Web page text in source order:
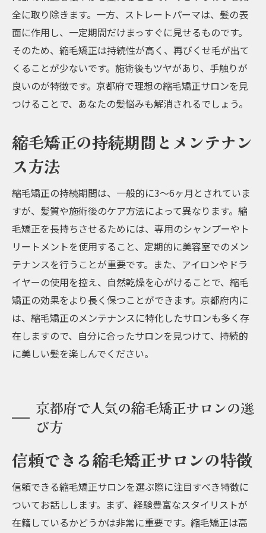
美しい髪を手に入れるための縮毛矯正サロンガ
イド
理想の髪を実現するためのサロン選び
縮毛矯正で得られる美髪の秘訣
定期的なメンテナンスの重要性
プロフェッショナルなアドバイスを受ける
縮毛矯正後のライフスタイル改善提案
最適な縮毛矯正サロンを見つけるためのヒ
ント
全に取り除きます。一方、ストレートパーマは、髪の表
面に作用し、一定期間だけまっすぐに見せるものです。
そのため、縮毛矯正は持続性が高く、再びくせ毛が出て
くることが少ないです。施術後もツヤがあり、手触りが
良いのが特徴です。京都府で理想の縮毛矯正サロンを見
つけることで、あなたの髪悩みも解消されるでしょう。
縮毛矯正の持続期間とメンテナン
ス方法
縮毛矯正の持続期間は、一般的に3〜6ヶ月とされていま
すが、髪質や施術後のケア方法によって異なります。縮
毛矯正を長持ちさせるためには、専用のシャンプーやト
リートメントを使用すること、定期的に美容室でのメン
テナンスを行うことが重要です。また、アイロンやドラ
イヤーの使用を控え、自然乾燥を心がけることで、縮毛
矯正の効果をより長く保つことができます。京都府内に
は、縮毛矯正のメンテナンスに特化したサロンも多く存
在しますので、自分に合ったサロンを見つけて、持続的
に美しい髪を楽しんでください。
京都府で人気の縮毛矯正サロンの選
び方
信頼できる縮毛矯正サロンの特徴
信頼できる縮毛矯正サロンを選ぶ際に注目すべき特徴に
ついてお話しします。まず、経験豊富なスタイリストが
在籍しているかどうかは非常に重要です。縮毛矯正は高